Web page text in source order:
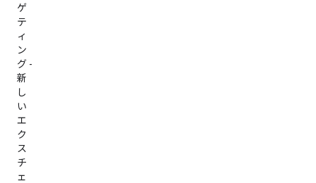
ゲ
テ
ィ
ン
グ -
新
し
い
エ
ク
ス
チ
ェ